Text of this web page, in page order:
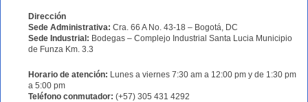
Dirección
Sede Administrativa: Cra. 66 A No. 43-18 – Bogotá, DC
Sede Industrial: Bodegas – Complejo Industrial Santa Lucia Municipio
de Funza Km. 3.3
Horario de atención: Lunes a viernes 7:30 am a 12:00 pm y de 1:30 pm
a 5:00 pm
Teléfono conmutador: (+57) 305 431 4292